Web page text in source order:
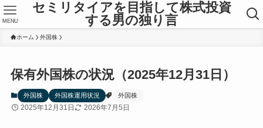
セミリタイアを目指して株式投資
する男の独り言
MENU
ホーム 外国株
保有外国株の状況（2025年12月31日）
外国株 外国株運用状況 外国株
2025年12月31日 2026年7月5日